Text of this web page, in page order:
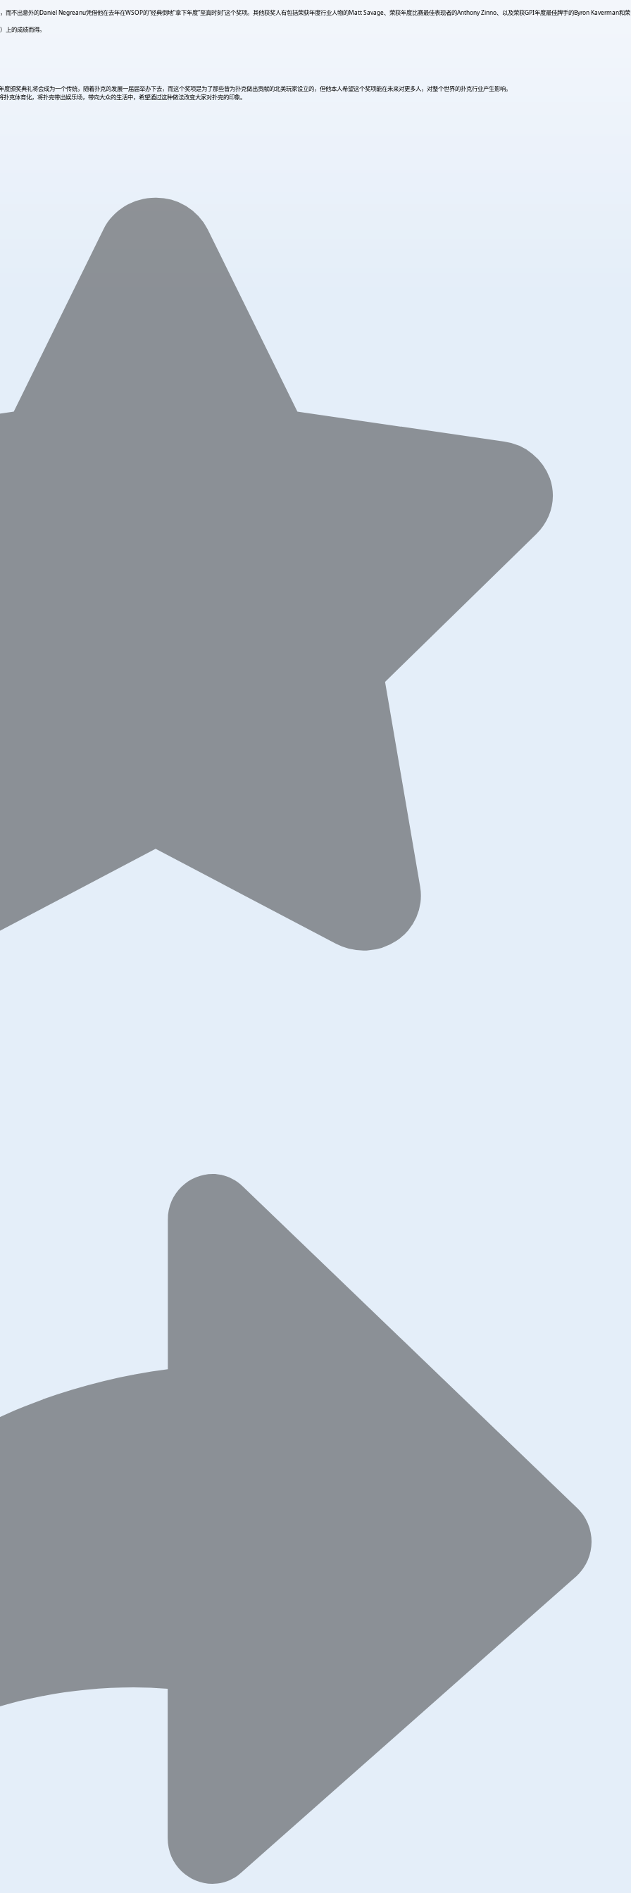
不出意外的Daniel Negreanu凭借他在去年在WSOP的“经典倒地”拿下年度“至真时刻”这个奖项。其他获奖人有包括荣获年度行业人物的Matt Savage、荣获年度比赛最佳表现者的Anthony Zinno、以及荣获GPI年度最佳牌手的Byron Kaverman和荣
的成绩而得。
奖典礼将会成为一个传统，随着扑克的发展一届届举办下去，而这个奖项是为了那些曾为扑克做出贡献的北美玩家设立的，但他本人希望这个奖项能在未来对更多人，对整个世界的扑克行业产生影响。
体育化，将扑克带出娱乐场，带向大众的生活中，希望通过这种做法改变大家对扑克的印象。